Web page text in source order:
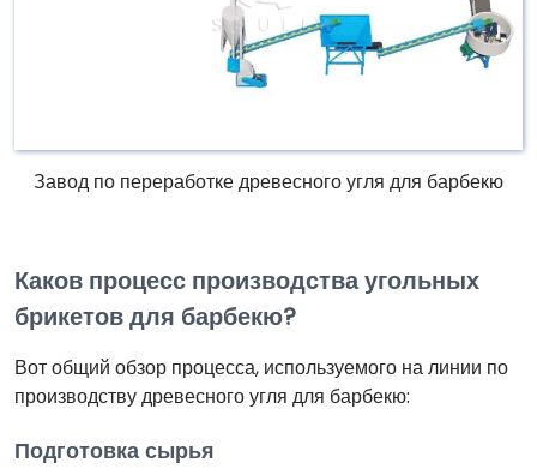
Завод по переработке древесного угля для барбекю
Каков процесс производства угольных
брикетов для барбекю?
Вот общий обзор процесса, используемого на линии по
производству древесного угля для барбекю:
Подготовка сырья